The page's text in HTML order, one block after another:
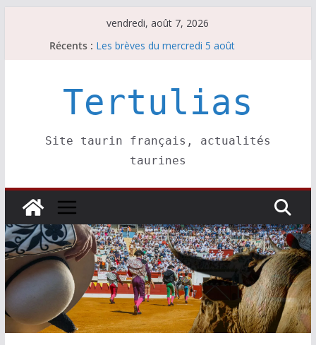
vendredi, août 7, 2026
Récents : Les brèves du mercredi 5 août
Escalafón 2026 – novilleros –
Les brèves du jeudi 6 août
Tertulias
Site taurin français, actualités
taurines